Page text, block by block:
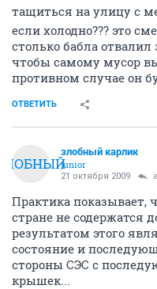
тащиться на улицу с
если холодно??? это
столько бабла
чтобы самому мусор
противном случае он
ОТВЕТИТЬ
злобный карлик
junior
21 октября 2009
Практика показывает,
стране не содержатся
результатом этого
состояние и
стороны СЭС с
крышек...